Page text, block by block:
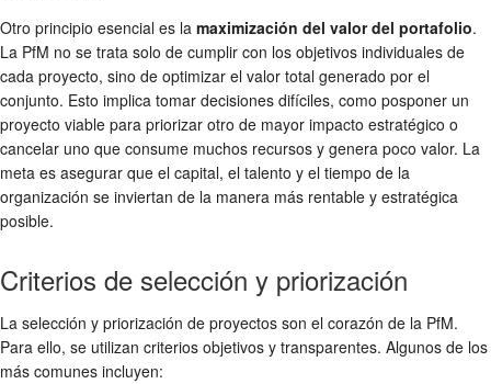
Otro principio esencial es la maximización del valor del portafolio.
La PfM no se trata solo de cumplir con los objetivos individuales de
cada proyecto, sino de optimizar el valor total generado por el
conjunto. Esto implica tomar decisiones difíciles, como posponer un
proyecto viable para priorizar otro de mayor impacto estratégico o
cancelar uno que consume muchos recursos y genera poco valor. La
meta es asegurar que el capital, el talento y el tiempo de la
organización se inviertan de la manera más rentable y estratégica
posible.
Criterios de selección y priorización
La selección y priorización de proyectos son el corazón de la PfM.
Para ello, se utilizan criterios objetivos y transparentes. Algunos de los
más comunes incluyen: